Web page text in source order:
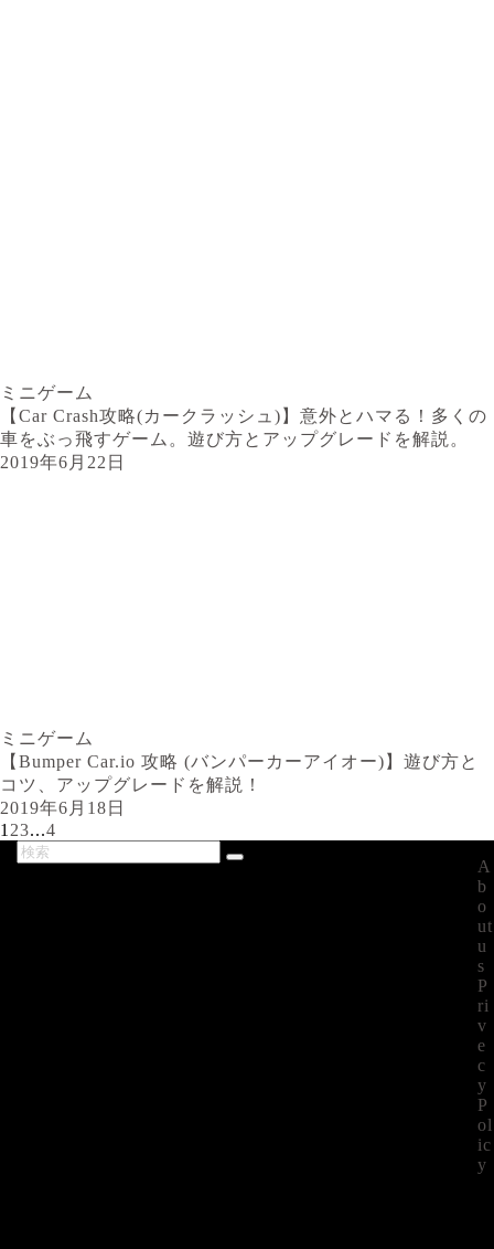
ミニゲーム
【Car Crash攻略(カークラッシュ)】意外とハマる！多くの
車をぶっ飛すゲーム。遊び方とアップグレードを解説。
2019年6月22日
ミニゲーム
【Bumper Car.io 攻略 (バンパーカーアイオー)】遊び方と
コツ、アップグレードを解説！
2019年6月18日
1 23...4
A
b
o
ut
u
s
P
ri
v
e
c
y
P
ol
ic
y